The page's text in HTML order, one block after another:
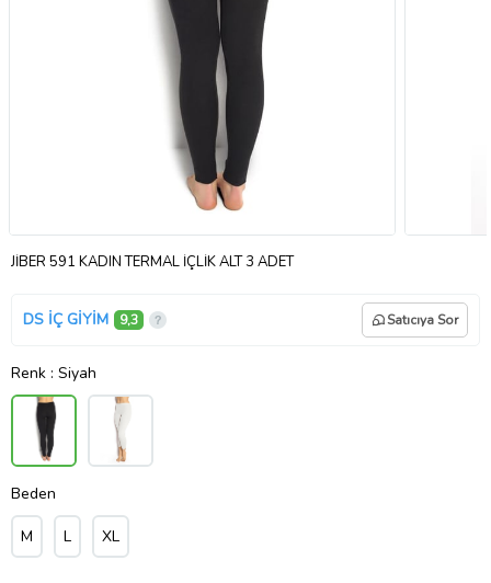
JİBER 591 KADIN TERMAL İÇLİK ALT 3 ADET
DS İÇ GİYİM 9,3 Satıcıya Sor
Renk : Siyah
Beden
M L XL